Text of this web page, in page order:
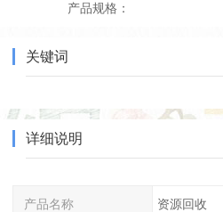
产品规格：
关键词
详细说明
产品名称 资源回收